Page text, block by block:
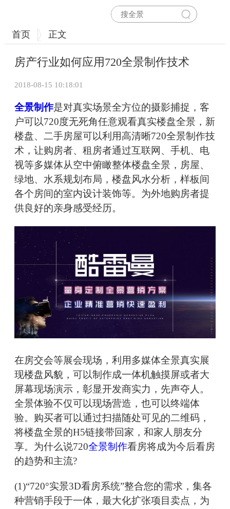
首页 正文
房产行业如何应用720全景制作技术
2018-08-15 10:18:01
全景制作是对真实场景全方位的摄影捕捉，客
户可以720度无死角任意观看真实楼盘全景，新
楼盘、二手房屋可以利用高清晰720全景制作技
术，让购房者、租房者通过互联网、手机、电
视等多媒体从空中俯瞰整体楼盘全景，房屋、
绿地、水系规划布局，楼盘风水分析，样板间
各个房间的室内设计装饰等。为外地购房者提
供良好的亲身感受经历。
在房交会等展会现场，利用多媒体全景真实展
现楼盘风貌，可以制作成一体机触摸屏或者大
屏幕现场演示，彰显开发商实力，先声夺人。
全景体验不仅可以现场营造，也可以终端体
验。购买者可以通过扫描随处可见的二维码，
将楼盘全景的H5链接带回家，和家人朋友分
享。为什么说720全景制作看房将成为今后看房
的趋势和主流?
(1)“720°实景3D看房系统”整合您的需求，集各
种营销手段于一体，最大化扩张项目卖点，为